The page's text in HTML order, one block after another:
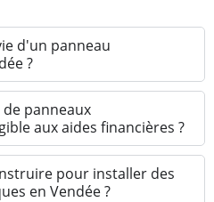
d'un panneau
?
panneaux
aux aides financières ?
pour installer des
en Vendée ?